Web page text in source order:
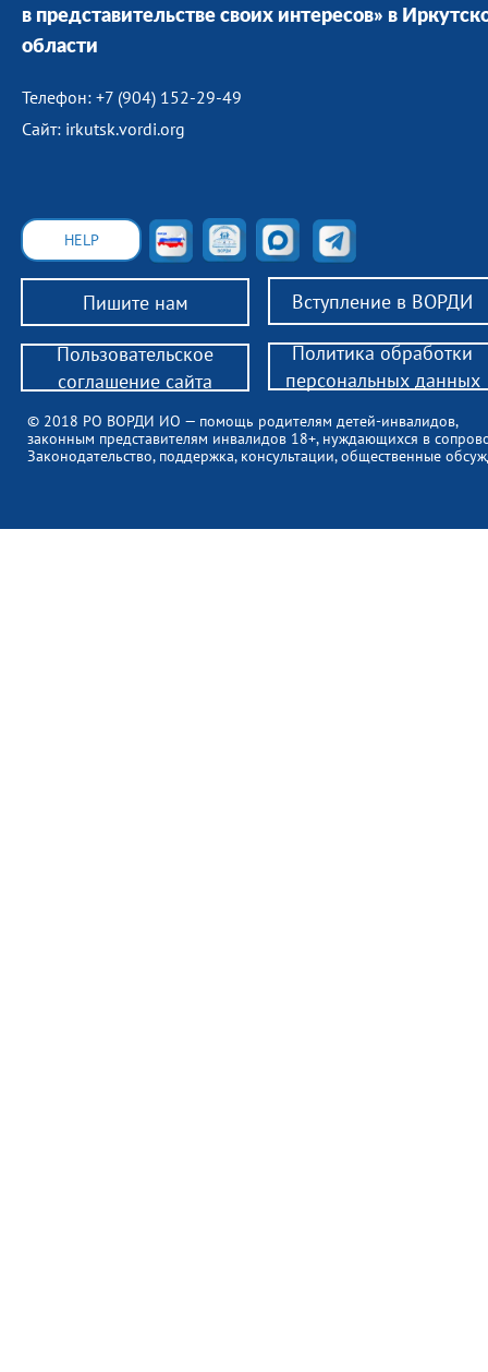
в представительстве своих интересов» в
области
Телефон: +7 (904) 152-29-49
Сайт: irkutsk.vordi.org
Пишите нам Вступление в ВОРДИ
© 2018 РО ВОРДИ ИО — помощь родителям детей-инвалидов,
законным представителям инвалидов 18+, нуждающихся в
Законодательство, поддержка, консультации, общественные
HELP
Пользовательское
соглашение сайта
Политика обработки
персональных данных